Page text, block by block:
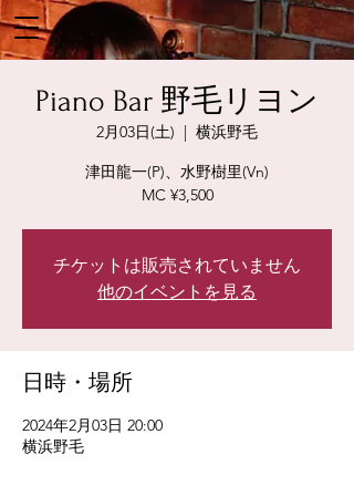
Piano Bar 野毛リヨン
2月03日(土)
  |
横浜野毛
津田龍一(P)、水野樹里(Vn)
MC ¥3,500
チケットは販売されていません
他のイベントを見る
日時・場所
2024年2月03日 20:00
横浜野毛